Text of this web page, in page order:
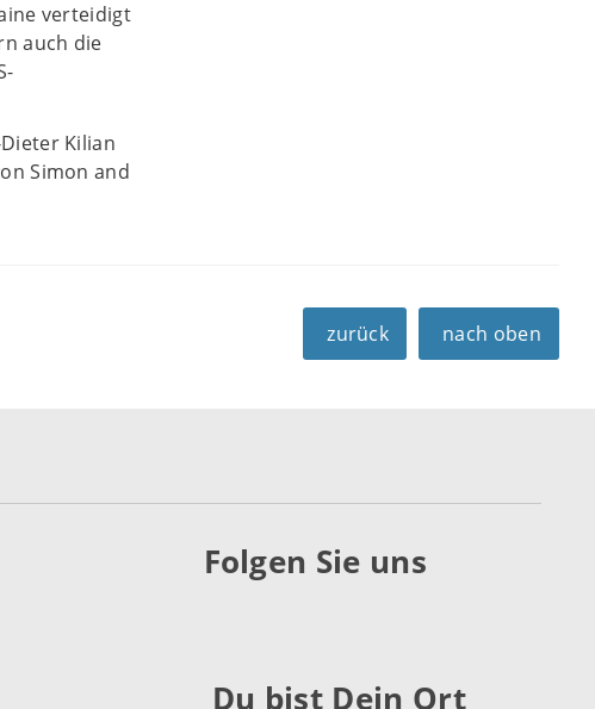
verteidigt
auch die
Kilian
Simon and
zurück nach oben
Folgen Sie uns
Du bist Dein Ort